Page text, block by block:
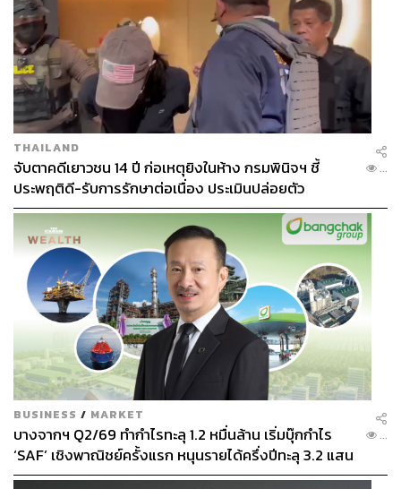
อย่างไรก็ตาม ฮาเวียร์ ฟาร์เจ นักข่าวและนักประวัติศาสตร์ผู้
เชี่ยวชาญด้านกิจการละตินอเมริกา มองว่ากลยุทธ์ของ
วอชิงตันนั้นเน้นไปที่การเปลี่ยนแปลงทางการเมืองและ
เศรษฐกิจอย่างค่อยเป็นค่อยไปมากกว่า โดยชี้ให้เห็นว่า
รัฐบาลสหรัฐฯ โค่นล้มมาดูโรได้ แต่รัฐบาลของเขายังคงอยู่
เกือบสมบูรณ์ และคำพูดที่แข็งกร้าวของทรัมป์นั้น อาจเป็นแค่
ส่วนหนึ่งของกลยุทธ์การเจรจาเพื่อบีบให้รัฐบาลคิวบายอม
อ่อนข้อ
ภาพ :REUTERS/Norlys Perez/File Photo
อ้างอิง :
https://www.aljazeera.com/news/2026/5/20/us-indicts
-cubas-former-leader-raul-castro-why-it-matters
https://www.bbc.com/news/articles/c3r219yxl5eo
TAGS: Donald Trump USA Fidel Castro
Cuba
กระทรวงยุติธรรม
Raul Castro
Key Messages
THAILAND
จับตาคดีเยาวชน 14 ปี ก่อเหตุยิงในห้าง กรมพินิจฯ ชี้
ประพฤติดี-รับการรักษาต่อเนื่อง ประเมินปล่อยตัว
...
BUSINESS / MARKET
บางจากฯ Q2/69 ทำกำไรทะลุ 1.2 หมื่นล้าน เริ่มบุ๊กกำไร
‘SAF’ เชิงพาณิชย์ครั้งแรก หนุนรายได้ครึ่งปีทะลุ 3.2 แสน
ล้าน
...